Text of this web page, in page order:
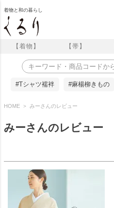
着物と和の暮らし
【着物】 【帯】
#Tシャツ襦袢 #麻楊柳きもの
HOME みーさんのレビュー
みーさんのレビュー